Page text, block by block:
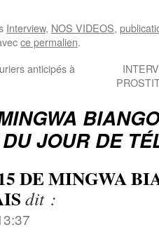
Interview, NOS VIDEOS,
ce permalien.
anticipés à
JOUR DE
DE MINGWA
dit :